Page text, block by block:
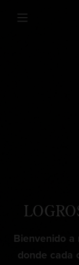
Bienvenido a
donde cada